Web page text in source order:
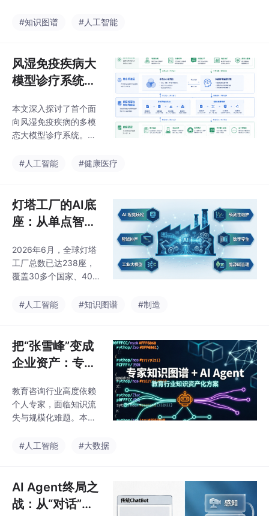
权和安全问题形成“孤
模式，通过细粒度数据
单元交易解决定价、确
权与互信难题。知识图
产“价值锚”，实现合规
流通与价值评估。企业
面临外购模型版权风
及跨境数据流动障碍，
数据整合，帮助破解版
权风险、明确生
#知识图谱 #人工智能
风湿免疫疾病大
模型诊疗系统：
的临床决策支持
本文深入探讨了首个面
向风湿免疫疾病的多模
态大模型诊疗系统。该
AI与知识图谱技术，实
医院在复杂疾病诊断上
的效率与准确性，为DR
G/DIP改革下的医院精
术范式。
#人工智能 #健康医疗
灯塔工厂的AI底
座：从单点智能
系统的演进
2026年6月，全球灯塔
工厂总数已达238座，
覆盖30多个国家、40余
09座位居全球第一。本
从单点试点升级为工厂
核心运营底座：77%的
核心优化场景由机器学
生成式AI和工业大模型
开始规模化落地。本文
以"五层分层架构"为主
AI底座的技术构成；从
优化层，逐层揭示
#人工智能 #知识图谱 #制造
把“张雪峰”变成
企业资产：专家
ent的教育行业
知识资产化方案
教育咨询行业高度依赖
个人专家，面临知识流
失与规模化难题。本文
知识图谱+AI知识中心+
转化为可审计、可演化
的企业知识资产。通过
技术路径详解、系统架
#人工智能 #大数据
AI Agent终局之
战：从“对话”到